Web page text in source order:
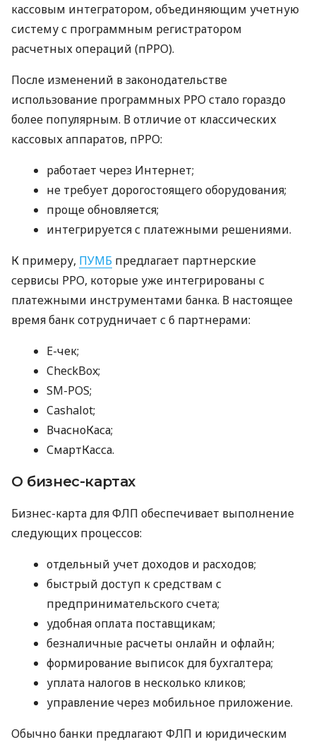
кассовым интегратором, объединяющим учетную
систему с программным регистратором
расчетных операций (пРРО).
После изменений в законодательстве
использование программных РРО стало гораздо
более популярным. В отличие от классических
кассовых аппаратов, пРРО:
работает через Интернет;
не требует дорогостоящего оборудования;
проще обновляется;
интегрируется с платежными решениями.
К примеру, ПУМБ предлагает партнерские
сервисы РРО, которые уже интегрированы с
платежными инструментами банка. В настоящее
время банк сотрудничает с 6 партнерами:
E-чек;
CheckBox;
SM-POS;
Cashalot;
ВчасноКаса;
СмартКасса.
О бизнес-картах
Бизнес-карта для ФЛП обеспечивает выполнение
следующих процессов:
отдельный учет доходов и расходов;
быстрый доступ к средствам с
предпринимательского счета;
удобная оплата поставщикам;
безналичные расчеты онлайн и офлайн;
формирование выписок для бухгалтера;
уплата налогов в несколько кликов;
управление через мобильное приложение.
Обычно банки предлагают ФЛП и юридическим